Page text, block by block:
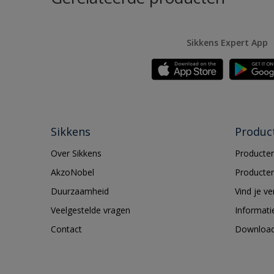
Sikkens Expert App
Sikkens
Over Sikkens
AkzoNobel
Duurzaamheid
Veelgestelde vragen
Contact
Vind je